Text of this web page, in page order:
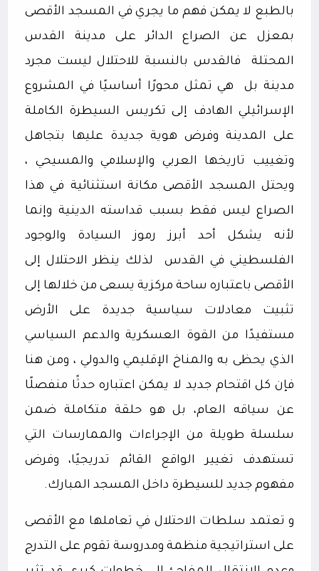
بالطبع لا يمكن فهم ما يجري في المسجد الأقصى
بمعزل عن الصراع الدائر على مدينة القدس
المحتلة
فالقدس بالنسبة للاحتلال ليست مجرد
مدينة بل
هي تمثل محورًا أساسيًا في المشروع
الإسرائيلي الهادف إلى تكريس السيطرة الكاملة
على المدينة وفرض هوية جديدة عليها بتجاهل
وتغييب تاريخها العربي والإسلامي والمسيحي ،
ويحتل المسجد الأقصى مكانة استثنائية في هذا
الصراع ليس فقط بسبب قداسته الدينية وإنما
لأنه يشكل أحد أبرز رموز السيادة والوجود
الفلسطيني في القدس
لذلك ينظر الاحتلال إلى
الأقصى باعتباره ساحة مركزية يسعى من خلالها إلى
تثبيت معادلات سياسية جديدة على الأرض
مستفيدًا من القوة العسكرية والدعم السياسي
الذي يحظى به والمناخ الإقليمي والدولي ، ومن هنا
فإن كل اقتحام جديد لا يمكن اعتباره حدثًا منفصلًا
عن سياقه العام، بل هو حلقة متكاملة ضمن
سلسلة طويلة من الإجراءات والممارسات التي
تستهدف تغيير الواقع القائم تدريجيًا، وفرض
مفهوم جديد للسيطرة داخل المسجد المبارك.
و تعتمد سلطات الاحتلال في تعاملها مع الأقصى
على استراتيجية منظمة ومدروسة تقوم على التدرج